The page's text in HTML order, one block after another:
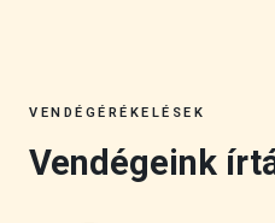
VENDÉGÉRÉKELÉSEK
Vendégeink